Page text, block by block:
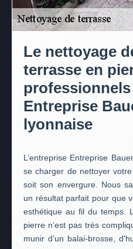
Le nettoyage
terrasse en
professionnels
Entreprise
lyonnaise
L’entreprise Entreprise
se charger de nettoyer
soit son envergure. Nous
un résultat parfait pour que
esthétique au fil du temps.
pierre n’est pas très
munir d’un balai-brosse,